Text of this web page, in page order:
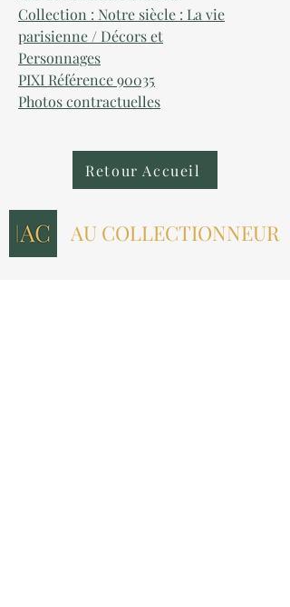
Collection : Notre siècle : La vie
parisienne / Décors et
Personnages
PIXI Référence 90035
Photos contractuelles
Retour Accueil
AU COLLECTIONNEUR